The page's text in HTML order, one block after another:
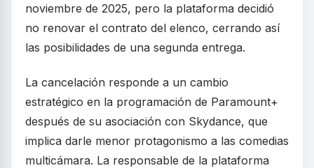
noviembre de 2025, pero la plataforma decidió
no renovar el contrato del elenco, cerrando así
las posibilidades de una segunda entrega.
La cancelación responde a un cambio
estratégico en la programación de Paramount+
después de su asociación con Skydance, que
implica darle menor protagonismo a las comedias
multicámara. La responsable de la plataforma